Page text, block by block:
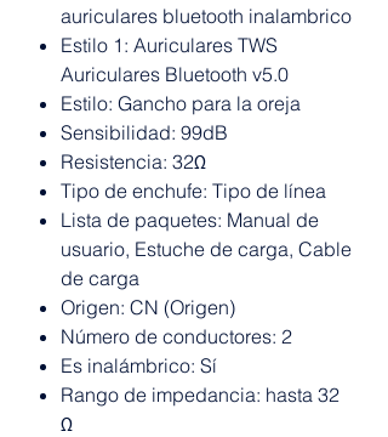
auriculares bluetooth inalambrico
Estilo 1: Auriculares TWS
Auriculares Bluetooth v5.0
Estilo: Gancho para la oreja
Sensibilidad: 99dB
Resistencia: 32Ω
Tipo de enchufe: Tipo de línea
Lista de paquetes: Manual de
usuario, Estuche de carga, Cable
de carga
Origen: CN (Origen)
Número de conductores: 2
Es inalámbrico: Sí
Rango de impedancia: hasta 32
Ω